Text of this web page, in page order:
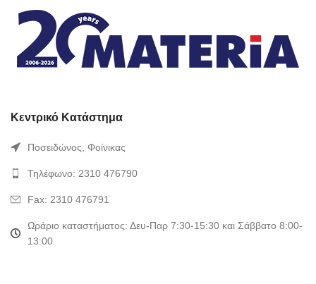
Κεντρικό Κατάστημα
Ποσειδώνος, Φοίνικας
Τηλέφωνο: 2310 476790
Fax: 2310 476791
Ωράριο καταστήματος: Δευ-Παρ 7:30-15:30 και Σάββατο 8:00-
13:00